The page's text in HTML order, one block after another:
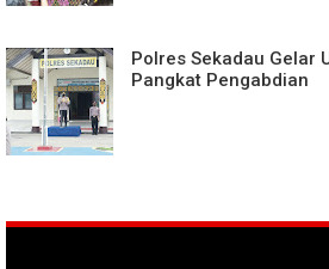
Polres Sekadau Gelar
Pangkat Pengabdian